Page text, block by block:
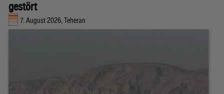
gestört
7. August 2026, Teheran